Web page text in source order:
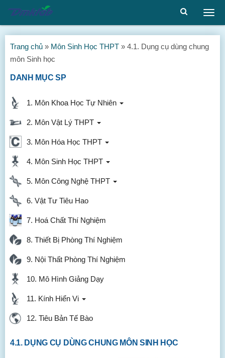
Trang chủ » Môn Sinh Học THPT » 4.1. Dụng cụ dùng chung
môn Sinh học
DANH MỤC SP
1. Môn Khoa Học Tự Nhiên
2. Môn Vật Lý THPT
3. Môn Hóa Học THPT
4. Môn Sinh Học THPT
5. Môn Công Nghệ THPT
6. Vật Tư Tiêu Hao
7. Hoá Chất Thí Nghiệm
8. Thiết Bị Phòng Thí Nghiệm
9. Nội Thất Phòng Thí Nghiệm
10. Mô Hình Giảng Dạy
11. Kính Hiển Vi
12. Tiêu Bản Tế Bào
4.1. DỤNG CỤ DÙNG CHUNG MÔN SINH HỌC